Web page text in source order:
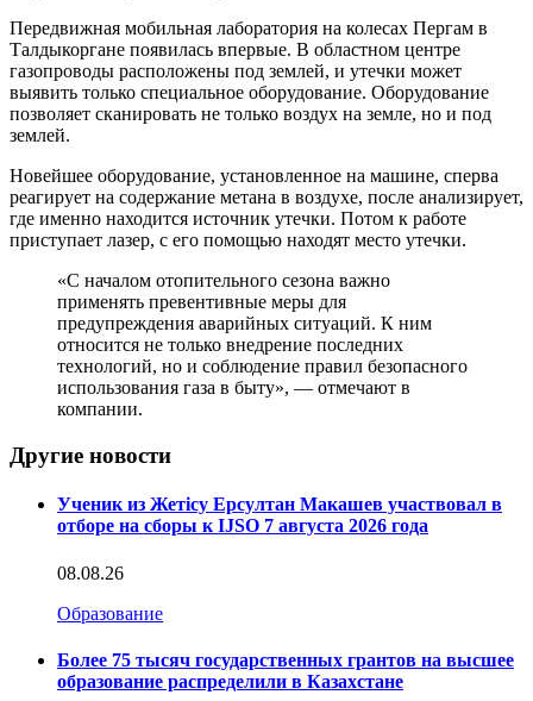
Передвижная мобильная лаборатория на колесах Пергам в
Талдыкоргане появилась впервые. В областном центре
газопроводы расположены под землей, и утечки может
выявить только специальное оборудование. Оборудование
позволяет сканировать не только воздух на земле, но и под
землей.
Новейшее оборудование, установленное на машине, сперва
реагирует на содержание метана в воздухе, после анализирует,
где именно находится источник утечки. Потом к работе
приступает лазер, с его помощью находят место утечки.
«С началом отопительного сезона важно
применять превентивные меры для
предупреждения аварийных ситуаций. К ним
относится не только внедрение последних
технологий, но и соблюдение правил безопасного
использования газа в быту», — отмечают в
компании.
Другие новости
Ученик из Жетісу Ерсултан Макашев участвовал в
отборе на сборы к IJSO 7 августа 2026 года
08.08.26
Образование
Более 75 тысяч государственных грантов на высшее
образование распределили в Казахстане